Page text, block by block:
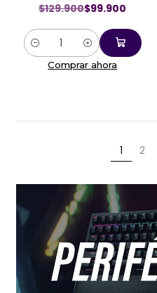
$129.900$99.900
Cantidad
Comprar ahora
1 2